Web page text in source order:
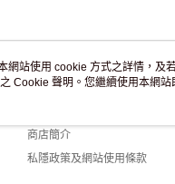
關於我們
商店簡介
私隱政策及網站使用條款
網站使用 cookie 方式之詳情，及
Cookie 聲明。您繼續使用本網